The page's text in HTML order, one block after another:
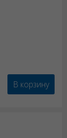
В корзину